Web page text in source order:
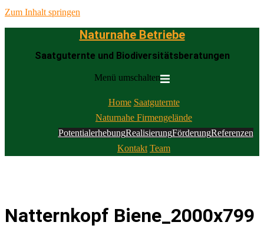
Zum Inhalt springen
Naturnahe Betriebe
Saatguternte und Biodiversitätsberatungen
Menü umschalten
Home Saatguternte
Naturnahe Firmengelände
PotentialerhebungRealisierungFörderungReferenzen
Kontakt Team
Natternkopf Biene_2000x799